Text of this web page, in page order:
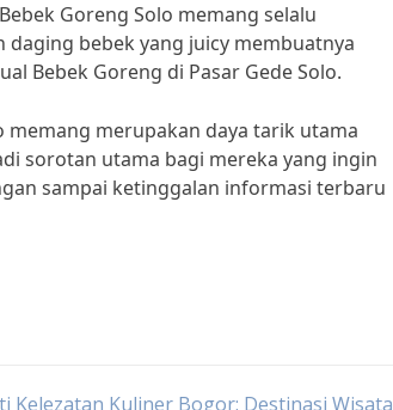
Goreng Solo memang selalu
bebek yang juicy membuatnya
Bebek Goreng di Pasar Gede Solo.
memang merupakan daya tarik utama
sorotan utama bagi mereka yang ingin
sampai ketinggalan informasi terbaru
Kelezatan Kuliner Bogor: Destinasi Wisata